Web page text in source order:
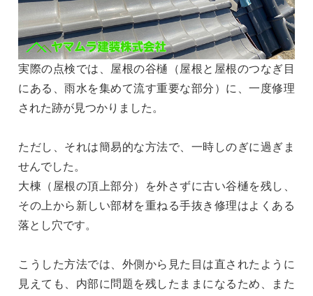
実際の点検では、屋根の谷樋（屋根と屋根のつなぎ目
にある、雨水を集めて流す重要な部分）に、一度修理
された跡が見つかりました。
ただし、それは簡易的な方法で、一時しのぎに過ぎま
せんでした。
大棟（屋根の頂上部分）を外さずに古い谷樋を残し、
その上から新しい部材を重ねる手抜き修理はよくある
落とし穴です。
こうした方法では、外側から見た目は直されたように
見えても、内部に問題を残したままになるため、また